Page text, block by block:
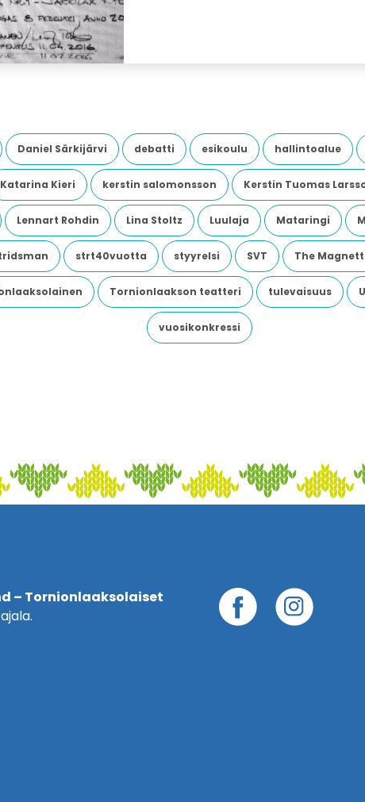
Daniel Särkijärvi debatti esikoulu hallintoalue
Katarina Kieri kerstin salomonsson Kerstin Tuomas
Lennart Rohdin Lina Stoltz Luulaja Mataringi
strt40vuotta styyrelsi SVT The
Tornionlaakson teatteri tulevaisuus
vuosikonkressi
– Tornionlaaksolaiset